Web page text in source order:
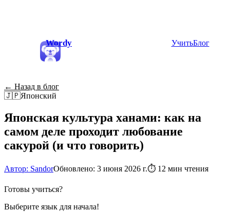
Wordy УчитьБлог
← Назад в блог
🇯🇵Японский
Японская культура ханами: как на
самом деле проходит любование
сакурой (и что говорить)
Автор: SandorОбновлено: 3 июня 2026 г.⏱ 12 мин чтения
Готовы учиться?
Выберите язык для начала!